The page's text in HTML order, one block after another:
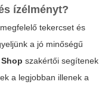
ízélményt?
tekercset és
a jó minőségű
Shop szakértői segítenek
a legjobban illenek a